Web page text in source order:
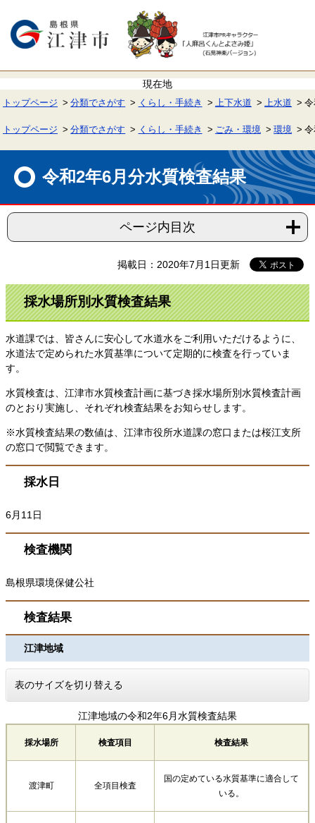
で
ば
本
へ
トップページ 分類でさがす くらし・手続き 上下水道 上水道
トップページ 分類でさがす くらし・手続き ごみ・環境 環境
令和2年6月分水質検査結果
ページ内目次
掲載日：2020年7月1日更新
採水場所別水質検査結果
水道課では、皆さんに安心して水道水をご利用いただけるように、
水道法で定められた水質基準について定期的に検査を行っていま
す。
水質検査は、江津市水質検査計画に基づき採水場所別水質検査計画
のとおり実施し、それぞれ検査結果をお知らせします。
※水質検査結果の数値は、江津市役所水道課の窓口または桜江支所
の窓口で閲覧できます。
採水日
6月11日
検査機関
島根県環境保健公社
検査結果
江津地域
表のサイズを切り替える
江津地域の令和2年6月水質検査結果
採水場所 検査項目 検査結果
渡津町 全項目検査
国の定めている水質基準に適合して
いる。